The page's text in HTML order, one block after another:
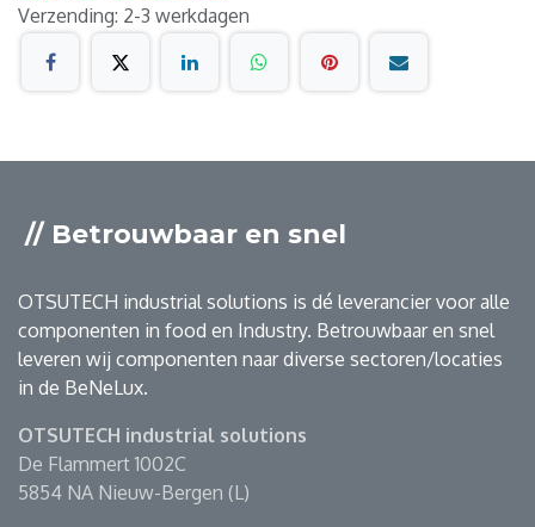
Verzending: 2-3 werkdagen
// Betrouwbaar en snel
OTSUTECH industrial solutions is dé leverancier voor alle
componenten in food en Industry. Betrouwbaar en snel
leveren wij componenten naar diverse sectoren/locaties
in de BeNeLux.
OTSUTECH industrial solutions
De Flammert 1002C
5854 NA Nieuw-Bergen (L)